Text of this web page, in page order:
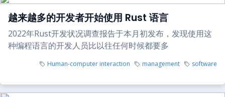
越来越多的开发者开始使用 Rust 语言
2022年Rust开发状况调查报告于本月初发布，发现使用这
种编程语言的开发人员比以往任何时候都要多
Human-computer interaction management software